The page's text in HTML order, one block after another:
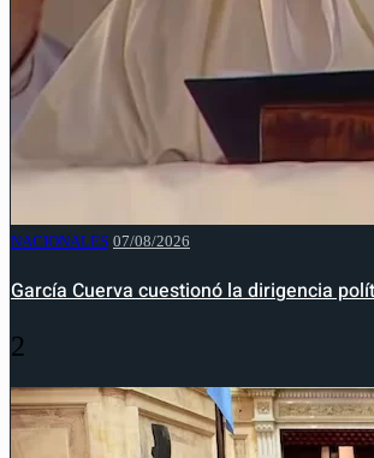
NACIONALES 07/08/2026
García Cuerva cuestionó la dirigencia
2